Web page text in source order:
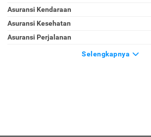
Asuransi Kendaraan
Asuransi Kesehatan
Asuransi Perjalanan
Selengkapnya